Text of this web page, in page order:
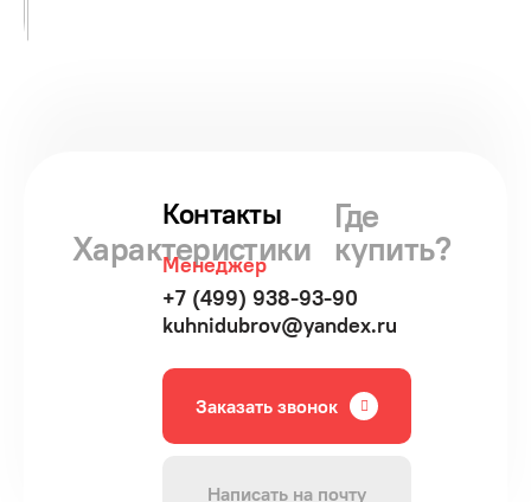
Характеристики
Где
купить?
Контакты
Менеджер
+7 (499) 938-93-90
kuhnidubrov@yandex.ru
Заказать звонок
Написать на почту